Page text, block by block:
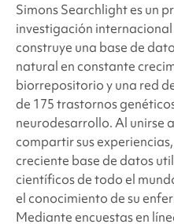
Simons Searchlight es un
investigación internacional
construye una base de
natural en constante
biorrepositorio y una red
de 175 trastornos
neurodesarrollo. Al unirse
compartir sus
creciente base de datos
científicos de todo el
el conocimiento de su
Mediante encuestas en